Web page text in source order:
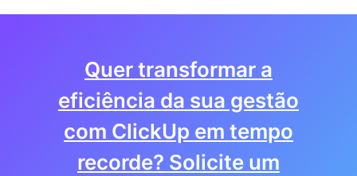
Quer transformar a
eficiência da sua gestão
com ClickUp em tempo
recorde? Solicite um